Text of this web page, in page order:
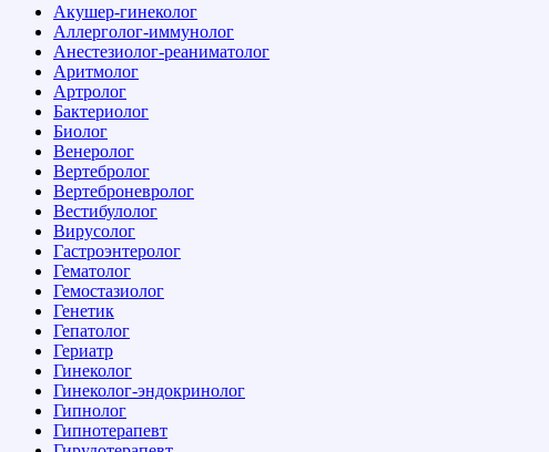
Акушер-гинеколог
Аллерголог-иммунолог
Анестезиолог-реаниматолог
Аритмолог
Артролог
Бактериолог
Биолог
Венеролог
Вертебролог
Вертеброневролог
Вестибулолог
Вирусолог
Гастроэнтеролог
Гематолог
Гемостазиолог
Генетик
Гепатолог
Гериатр
Гинеколог
Гинеколог-эндокринолог
Гипнолог
Гипнотерапевт